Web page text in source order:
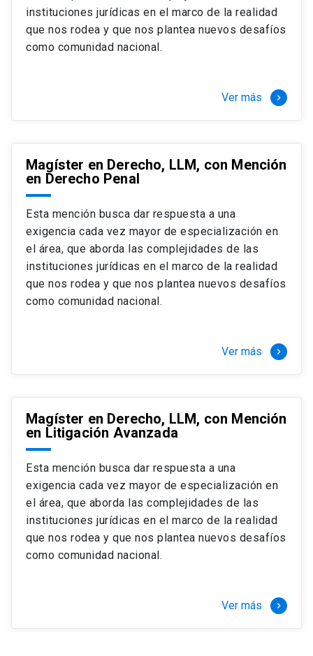
instituciones jurídicas en el marco de la realidad
que nos rodea y que nos plantea nuevos desafíos
como comunidad nacional.
Ver más keyboard_arrow_right
Magíster en Derecho, LLM, con Mención
en Derecho Penal
Esta mención busca dar respuesta a una
exigencia cada vez mayor de especialización en
el área, que aborda las complejidades de las
instituciones jurídicas en el marco de la realidad
que nos rodea y que nos plantea nuevos desafíos
como comunidad nacional.
Ver más keyboard_arrow_right
Magíster en Derecho, LLM, con Mención
en Litigación Avanzada
Esta mención busca dar respuesta a una
exigencia cada vez mayor de especialización en
el área, que aborda las complejidades de las
instituciones jurídicas en el marco de la realidad
que nos rodea y que nos plantea nuevos desafíos
como comunidad nacional.
Ver más keyboard_arrow_right